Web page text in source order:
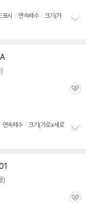
표시 / 연속배수 / 크기(가
관
연속배수 / 크기(가로x세로
)